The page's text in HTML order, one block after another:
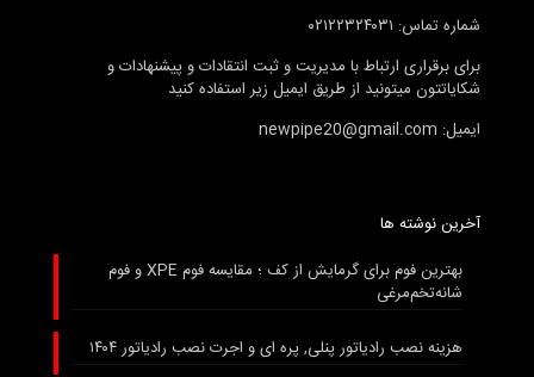
شماره تماس: ۰۲۱۲۲۳۲۴۰۳۱
برای برقراری ارتباط با مدیریت و ثبت انتقادات و پیشنهادات و
شکایاتتون میتونید از طریق ایمیل زیر استفاده کنید
ایمیل: newpipe20@gmail.com
آخرین نوشته ها
بهترین فوم برای گرمایش از کف ؛ مقایسه فوم XPE و فوم
شانه‌تخم‌مرغی
هزینه نصب رادیاتور پنلی, پره ای و اجرت نصب رادیاتور ۱۴۰۴